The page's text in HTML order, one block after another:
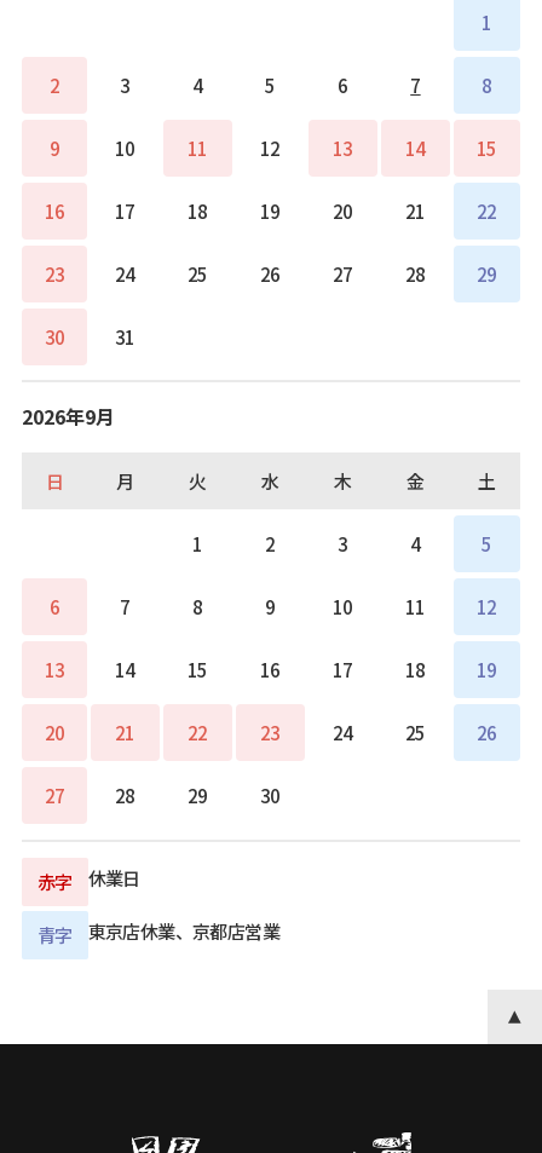
1
2 3 4 5 6 7 8
9 10 11 12 13 14 15
16 17 18 19 20 21 22
23 24 25 26 27 28 29
30 31
2026年9月
日 月 火 水 木 金 土
1 2 3 4 5
6 7 8 9 10 11 12
13 14 15 16 17 18 19
20 21 22 23 24 25 26
27 28 29 30
赤字 休業日
青字 東京店休業、京都店営業